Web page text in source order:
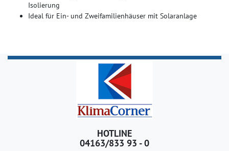
Isolierung
Ideal für Ein- und Zweifamilienhäuser mit Solaranlage
HOTLINE
04163/833 93 - 0